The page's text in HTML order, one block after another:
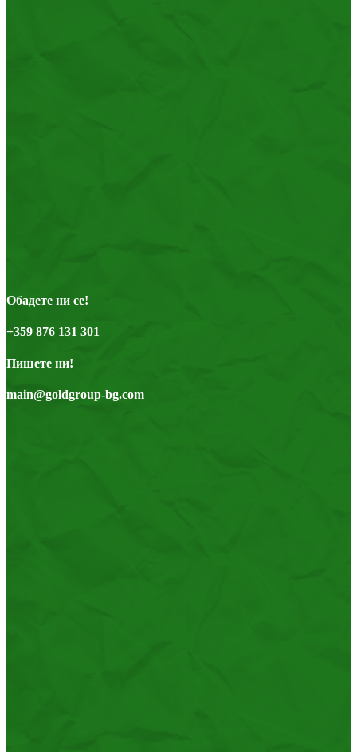
Обадете ни се!
+359 876 131 301
Пишете ни!
main@goldgroup-bg.com